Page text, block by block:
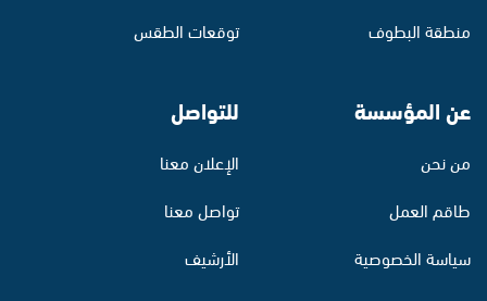
منطقة البطوف
توقعات الطقس
عن المؤسسة
من نحن
طاقم العمل
سياسة الخصوصية
للتواصل
الإعلان معنا
تواصل معنا
الأرشيف